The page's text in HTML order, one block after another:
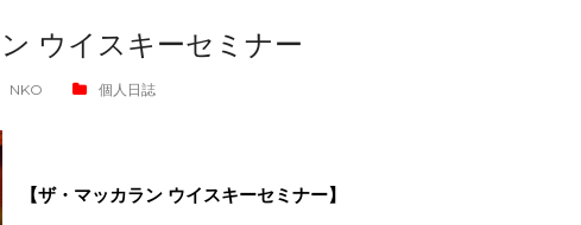
ウイスキーセミナー
NKO 個人日誌
【ザ・マッカラン ウイスキーセミナー】